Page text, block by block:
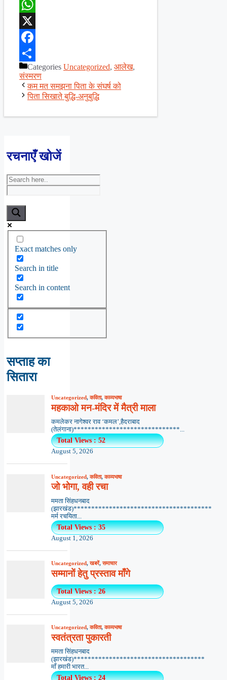
WhatsApp
X
Facebook
ShareCategories Uncategorized, आलेख,
संस्मरण
कम मत समझना पिता के संघर्ष को
पिता सिखाते बुद्धि-अनुबुद्धि
रचनाएँ खोजें
Exact matches only
Search in title
Search in content
सप्ताह का
सितारा
Uncategorized,कविता,काव्यभाषा
महकाओ मन-मंदिर में मैत्री माला
कमलेकर नागेश्वर राव ‘कमल’,हैदराबाद
(तेलंगाना)******************************...
Total Views : 52
August 5, 2026
Uncategorized,कविता,काव्यभाषा
जो भोगा, वही रचा
ममता सिंहधनबाद
(झारखंड)***************************************
मर्म रचयिता...
Total Views : 35
August 1, 2026
Uncategorized,खबरें,समाचार
सम्मानों हेतु प्रस्ताव माँगे
Total Views : 26
August 5, 2026
Uncategorized,कविता,काव्यभाषा
स्वतंत्रता पुकारती
ममता सिंहधनबाद
(झारखंड)*************************************
माँ हमारी भारत...
Total Views : 24